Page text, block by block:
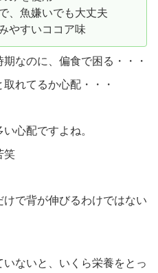
、魚嫌いでも大丈夫
やすいココア味
なのに、偏食で困る・・・
れてるか心配・・・
心配ですよね。
笑
で背が伸びるわけではない
ないと、いくら栄養をとっ